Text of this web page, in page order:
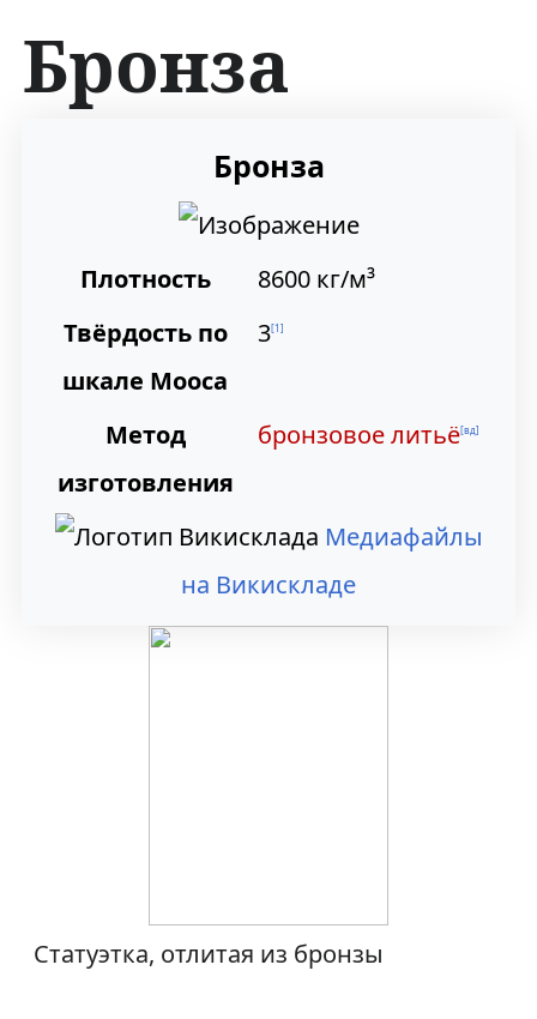
Бронза
Бронза
Плотность
8600 кг/м³
Твёрдость по
шкале Мооса
3[1]
Метод
изготовления
бронзовое литьё[вд]
Медиафайлы
на Викискладе
Статуэтка, отлитая из бронзы